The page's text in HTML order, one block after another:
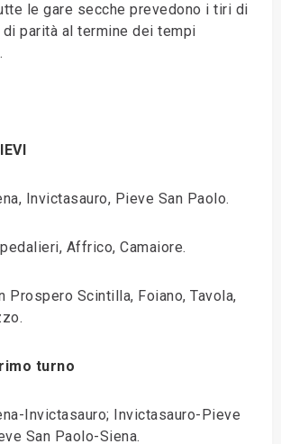
le gare secche prevedono i tiri di
parità al termine dei tempi
Invictasauro, Pieve San Paolo.
Affrico, Camaiore.
Prospero Scintilla, Foiano, Tavola,
turno
Invictasauro; Invictasauro-Pieve
San Paolo-Siena.